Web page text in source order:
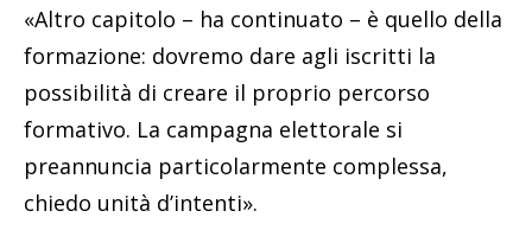
«Altro capitolo – ha continuato – è quello della
formazione: dovremo dare agli iscritti la
possibilità di creare il proprio percorso
formativo. La campagna elettorale si
preannuncia particolarmente complessa,
chiedo unità d’intenti».